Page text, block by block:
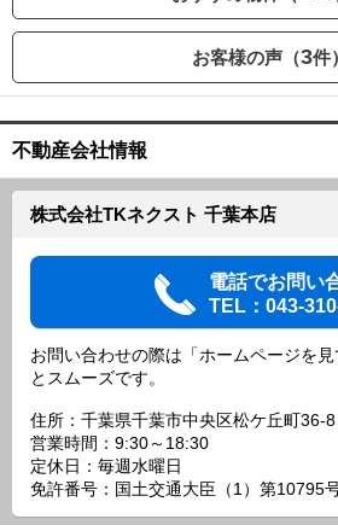
お客様の声（3件）
不動産会社情報
株式会社TKネクスト 千葉本店
電話でお問い
TEL：043-
お問い合わせの際は「ホームページを見
とスムーズです。
住所：千葉県千葉市中央区松ケ丘町36-8
営業時間：9:30～18:30
定休日：毎週水曜日
免許番号：国土交通大臣（1）第10795